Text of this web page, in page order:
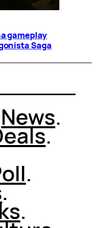
gameplay
Saga
News.
.
.
.
.